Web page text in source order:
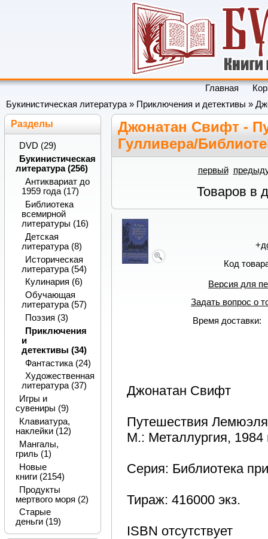
Главная
Букинистическая литература» Приключения и детективы »
Джонатан Свифт -
Гулливера/
первый
Товаров в
+
Код
Версия для
Задать вопрос о
Время доставки:
Джонатан Свифт
Путешествия
М.: Металлургия, 1984
Серия: Библиотека
Тираж: 416000 экз.
ISBN отсутствует
Разделы
DVD (29)
Букинистическая
литература (256)
Антиквариат до
1959 года (17)
Библиотека
всемирной
литературы (16)
Детская
литература (8)
Историческая
литература (54)
Кулинария (6)
Обучающая
литература (57)
Поэзия (3)
Приключения
и
детективы (34)
Фантастика (24)
Художественная
литература (37)
Игры и
сувениры (9)
Клавиатура,
наклейки (12)
Мангалы,
гриль (1)
Новые
книги (2154)
Продукты
мертвого моря (2)
Старые
деньги (19)